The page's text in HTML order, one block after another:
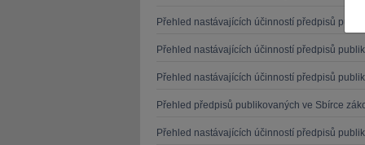
Přehled nastávajících účinností předpisů
Přehled nastávajících účinností předpisů
Přehled nastávajících účinností předpisů
Přehled předpisů publikovaných ve Sbírce
Přehled nastávajících účinností předpisů
JUDr. Tomáš Nielsen
JUDr.
Kurzy